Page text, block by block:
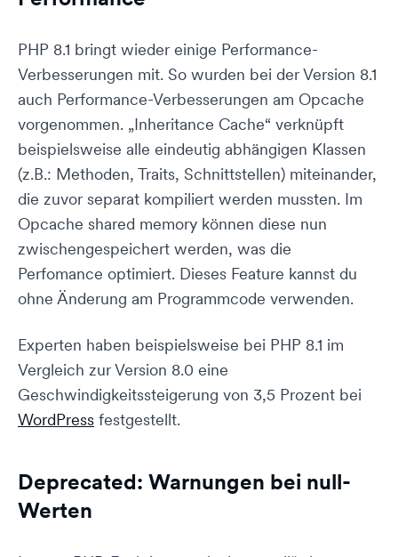
PHP 8.1 bringt wieder einige Performance-
Verbesserungen mit. So wurden bei der Version 8.1
auch Performance-Verbesserungen am Opcache
vorgenommen. „Inheritance Cache“ verknüpft
beispielsweise alle eindeutig abhängigen Klassen
(z.B.: Methoden, Traits, Schnittstellen) miteinander,
die zuvor separat kompiliert werden mussten. Im
Opcache shared memory können diese nun
zwischengespeichert werden, was die
Perfomance optimiert. Dieses Feature kannst du
ohne Änderung am Programmcode verwenden.
Experten haben beispielsweise bei PHP 8.1 im
Vergleich zur Version 8.0 eine
Geschwindigkeitssteigerung von 3,5 Prozent bei
WordPress festgestellt.
Deprecated: Warnungen bei null-
Werten